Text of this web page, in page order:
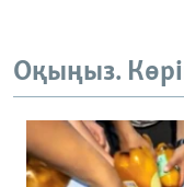
Оқыңыз.